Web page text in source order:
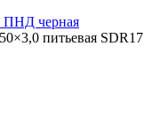
ПНД черная
питьевая SDR17